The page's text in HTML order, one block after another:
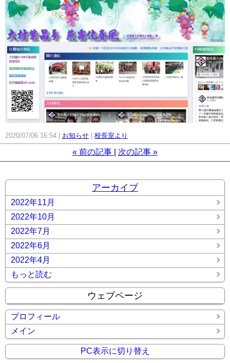
2020/07/06 16:54 お知らせ 校長室より
« 前の記事 次の記事 »
アーカイブ
2022年11月
2022年10月
2022年7月
2022年6月
2022年4月
もっと読む
ウェブページ
プロフィール
メイン
PC表示に切り替え